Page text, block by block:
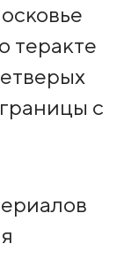
теракте
с